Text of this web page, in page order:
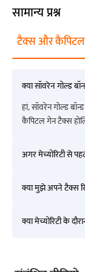
सॉवरेन गोल्ड बॉन्ड में
टैक्स कैसे लागू होता है,
विशेषता
टैक्स की दर
सामान्य प्रश्न
टैक्स और
क्या सॉवरेन गोल्ड
हां, सॉवरेन गोल्ड
कैपिटल गेन टैक्स
अगर मेच्योरिटी से
क्या मुझे अपने टैक्स
क्या मेच्योरिटी के